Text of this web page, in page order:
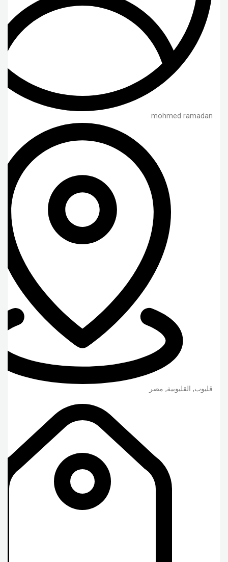
mohmed ramadan
قليوب, القليوبية, مصر